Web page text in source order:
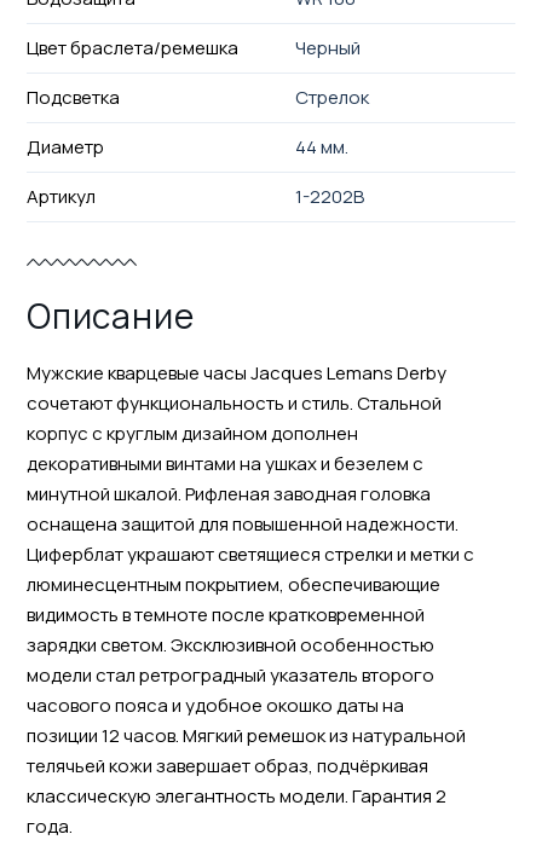
Цвет браслета/ремешка
Черный
Подсветка
Стрелок
Диаметр
44 мм.
Артикул
1-2202B
Описание
Мужские кварцевые часы Jacques Lemans Derby
сочетают функциональность и стиль. Стальной
корпус с круглым дизайном дополнен
декоративными винтами на ушках и безелем с
минутной шкалой. Рифленая заводная головка
оснащена защитой для повышенной надежности.
Циферблат украшают светящиеся стрелки и метки с
люминесцентным покрытием, обеспечивающие
видимость в темноте после кратковременной
зарядки светом. Эксклюзивной особенностью
модели стал ретроградный указатель второго
часового пояса и удобное окошко даты на
позиции 12 часов. Мягкий ремешок из натуральной
телячьей кожи завершает образ, подчёркивая
классическую элегантность модели. Гарантия 2
года.